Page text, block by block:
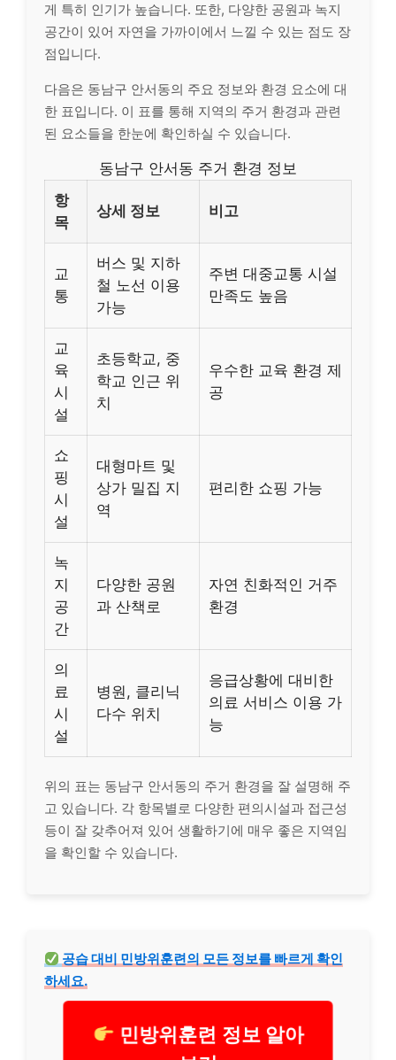
게 특히 인기가 높습니다. 또한, 다양한 공원과 녹지
공간이 있어 자연을 가까이에서 느낄 수 있는 점도 장
점입니다.
다음은 동남구 안서동의 주요 정보와 환경 요소에 대
한 표입니다. 이 표를 통해 지역의 주거 환경과 관련
된 요소들을 한눈에 확인하실 수 있습니다.
동남구 안서동 주거 환경 정보
항
목
상세 정보 비고
교
통
버스 및 지하
철 노선 이용
가능
주변 대중교통 시설
만족도 높음
교
육
시
설
초등학교, 중
학교 인근 위
치
우수한 교육 환경 제
공
쇼
핑
시
설
대형마트 및
상가 밀집 지
역
편리한 쇼핑 가능
녹
지
공
간
다양한 공원
과 산책로
자연 친화적인 거주
환경
의
료
시
설
병원, 클리닉
다수 위치
응급상황에 대비한
의료 서비스 이용 가
능
위의 표는 동남구 안서동의 주거 환경을 잘 설명해 주
고 있습니다. 각 항목별로 다양한 편의시설과 접근성
등이 잘 갖추어져 있어 생활하기에 매우 좋은 지역임
을 확인할 수 있습니다.
공습 대비 민방위훈련의 모든 정보를 빠르게 확인
하세요.
민방위훈련 정보 알아